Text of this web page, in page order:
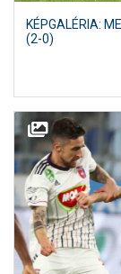
KÉPGALÉRIA:
(2-0)